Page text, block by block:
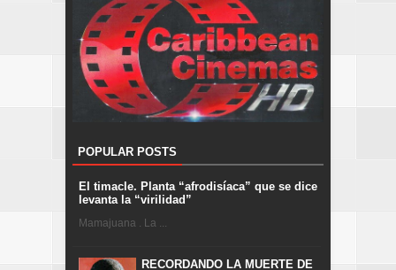
POPULAR POSTS
El timacle. Planta “afrodisíaca” que se dice
levanta la “virilidad”
Mamajuana . La ...
RECORDANDO LA MUERTE DE